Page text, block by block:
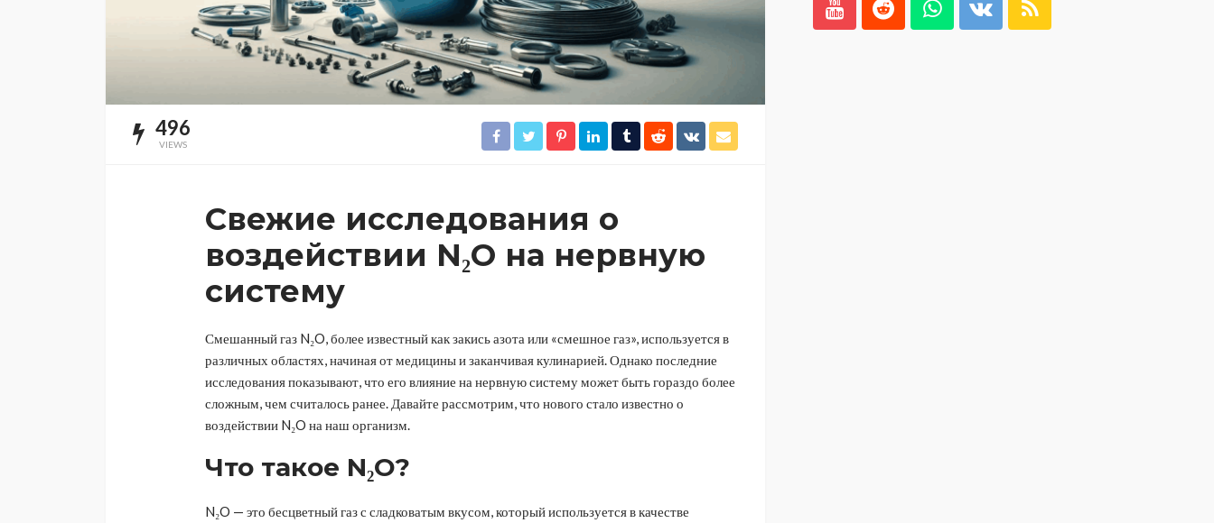
496
VIEWS
Свежие исследования о
воздействии N₂O на нервную
систему
Смешанный газ N₂O, более известный как закись азота или «смешное газ», используется в
различных областях, начиная от медицины и заканчивая кулинарией. Однако последние
исследования показывают, что его влияние на нервную систему может быть гораздо более
сложным, чем считалось ранее. Давайте рассмотрим, что нового стало известно о
воздействии N₂O на наш организм.
Что такое N₂O?
N₂O — это бесцветный газ с сладковатым вкусом, который используется в качестве